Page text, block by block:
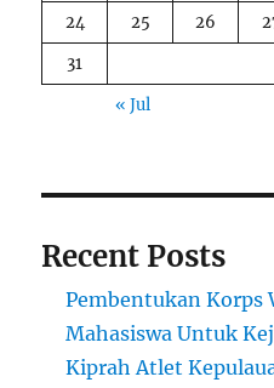
24
25 26
31
« Jul
Recent Posts
Pembentukan Korps
Mahasiswa Untuk
Kiprah Atlet